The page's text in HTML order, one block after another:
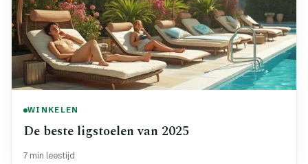
WINKELEN
De beste ligstoelen van 2025
7 min leestijd